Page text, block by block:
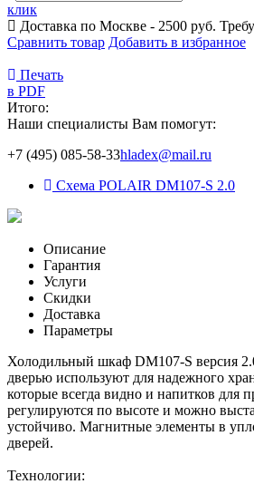
клик
Доставка по Москве - 2500 руб.
Сравнить товар Добавить в избранное
Печать
в PDF
Итого:
Наши специалисты Вам помогут:
+7 (495) 085-58-33hladex@mail.ru
Схема POLAIR DM107-S 2.0
Описание
Гарантия
Услуги
Скидки
Доставка
Параметры
Холодильный шкаф DM107-S версия
дверью используют для надежного
которые всегда видно и напитков для
регулируются по высоте и можно
устойчиво. Магнитные элементы в
дверей.
Технологии: